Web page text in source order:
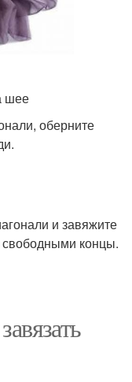
шее
оберните
и завяжите
свободными концы.